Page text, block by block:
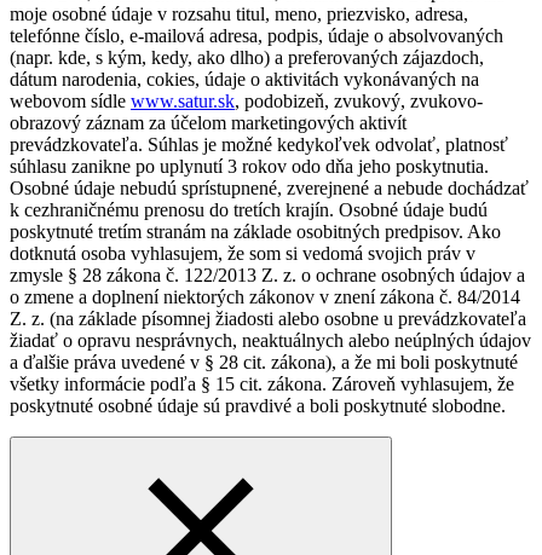
moje osobné údaje v rozsahu titul, meno, priezvisko, adresa,
telefónne číslo, e-mailová adresa, podpis, údaje o absolvovaných
(napr. kde, s kým, kedy, ako dlho) a preferovaných zájazdoch,
dátum narodenia, cokies, údaje o aktivitách vykonávaných na
webovom sídle www.satur.sk, podobizeň, zvukový, zvukovo-
obrazový záznam za účelom marketingových aktivít
prevádzkovateľa. Súhlas je možné kedykoľvek odvolať, platnosť
súhlasu zanikne po uplynutí 3 rokov odo dňa jeho poskytnutia.
Osobné údaje nebudú sprístupnené, zverejnené a nebude dochádzať
k cezhraničnému prenosu do tretích krajín. Osobné údaje budú
poskytnuté tretím stranám na základe osobitných predpisov. Ako
dotknutá osoba vyhlasujem, že som si vedomá svojich práv v
zmysle § 28 zákona č. 122/2013 Z. z. o ochrane osobných údajov a
o zmene a doplnení niektorých zákonov v znení zákona č. 84/2014
Z. z. (na základe písomnej žiadosti alebo osobne u prevádzkovateľa
žiadať o opravu nesprávnych, neaktuálnych alebo neúplných údajov
a ďalšie práva uvedené v § 28 cit. zákona), a že mi boli poskytnuté
všetky informácie podľa § 15 cit. zákona. Zároveň vyhlasujem, že
poskytnuté osobné údaje sú pravdivé a boli poskytnuté slobodne.